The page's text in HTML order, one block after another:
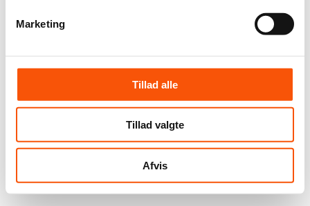
Marketing
Tillad alle
Tillad valgte
Afvis